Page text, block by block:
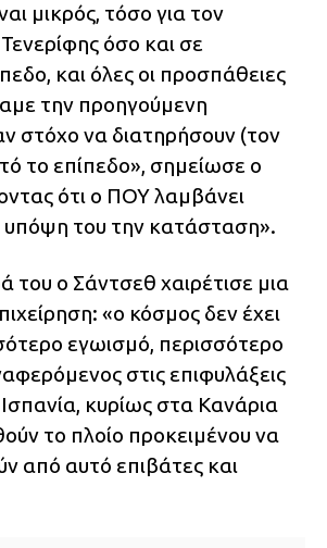
μικρός, τόσο για τον
όσο και σε
και όλες οι προσπάθειες
την προηγούμενη
στόχο να διατηρήσουν (τον
το επίπεδο», σημείωσε ο
ότι ο ΠΟΥ λαμβάνει
του την κατάσταση».
του ο Σάντσεθ χαιρέτισε μια
«ο κόσμος δεν έχει
εγωισμό, περισσότερο
στις επιφυλάξεις
κυρίως στα Κανάρια
το πλοίο προκειμένου να
από αυτό επιβάτες και